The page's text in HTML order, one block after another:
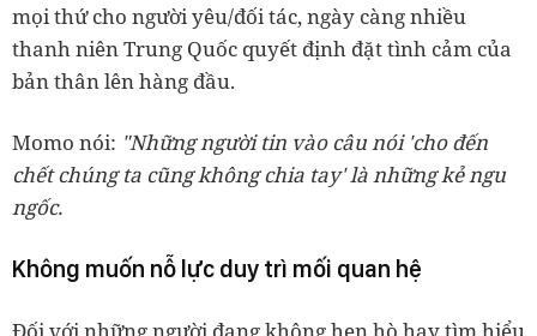
mọi thứ cho người yêu/đối tác, ngày càng nhiều
thanh niên Trung Quốc quyết định đặt tình cảm của
bản thân lên hàng đầu.
Momo nói: "Những người tin vào câu nói 'cho đến
chết chúng ta cũng không chia tay' là những kẻ ngu
ngốc.
Không muốn nỗ lực duy trì mối quan hệ
Đối với những người đang không hẹn hò hay tìm hiểu